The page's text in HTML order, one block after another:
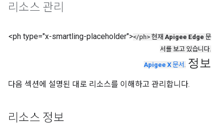
리소스 관리
<ph type="x-smartling-placeholder"></ph> 현재 Apigee Edge 문
서를 보고 있습니다.
Apigee X 문서 . 정보
다음 섹션에 설명된 대로 리소스를 이해하고 관리합니다.
리소스 정보